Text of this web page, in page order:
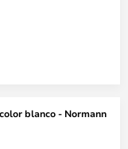
blanco - Normann